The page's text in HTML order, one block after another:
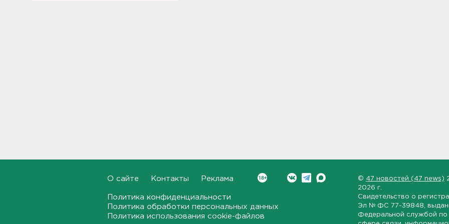
пережить жару
В Подмосковье с помощью ИИ
впервые выписали штраф за
О сайте Контакты Реклама
Политика конфиденциальности
Политика обработки персональных данных
Политика использования cookie-файлов
© 47 новостей (47 news)
2026 г.
Свидетельство о
Эл № ФС 77-39848 ,
Федеральной службой по